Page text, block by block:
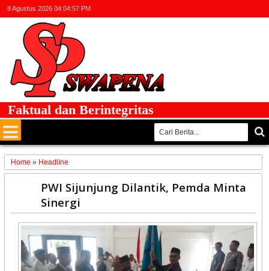
8 Agustus 2026 04:04:57 PM
dan Berintegritas
Home » Headline
PWI Sijunjung Dilantik, Pemda Minta
Sinergi